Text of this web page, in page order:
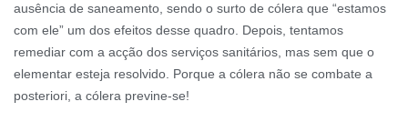
ausência de saneamento, sendo o surto de cólera que “estamos
com ele” um dos efeitos desse quadro. Depois, tentamos
remediar com a acção dos serviços sanitários, mas sem que o
elementar esteja resolvido. Porque a cólera não se combate a
posteriori, a cólera previne-se!